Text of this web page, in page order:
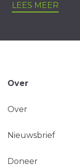
LEES MEER
Over
Over
Nieuwsbrief
Doneer